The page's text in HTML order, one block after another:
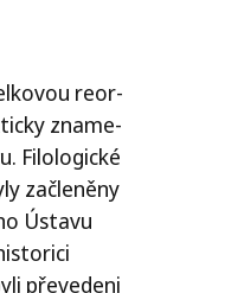
reor­
zna­me­
Filologické
začle­ně­ny
Ústavu
pře­ve­de­ni